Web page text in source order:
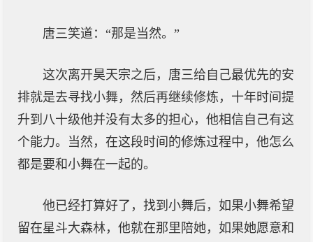
唐三笑道：“那是当然。”
这次离开昊天宗之后，唐三给自己最优先的安
排就是去寻找小舞，然后再继续修炼，十年时间提
升到八十级他并没有太多的担心，他相信自己有这
个能力。当然，在这段时间的修炼过程中，他怎么
都是要和小舞在一起的。
他已经打算好了，找到小舞后，如果小舞希望
留在星斗大森林，他就在那里陪她，如果她愿意和